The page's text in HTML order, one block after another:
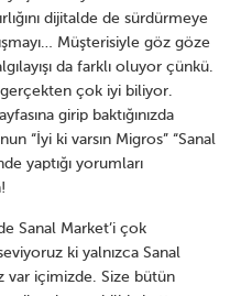
dijitalde de sürdürmeye
Müşterisiyle göz göze
da farklı oluyor çünkü.
gerçekten çok iyi biliyor.
girip baktığınızda
“İyi ki varsın Migros” “Sanal
yaptığı yorumları
Sanal Market’i çok
ki yalnızca Sanal
var içimizde. Size bütün